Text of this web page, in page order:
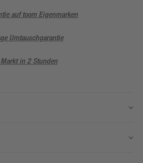
auf toom Eigenmarken
Umtauschgarantie
in 2 Stunden